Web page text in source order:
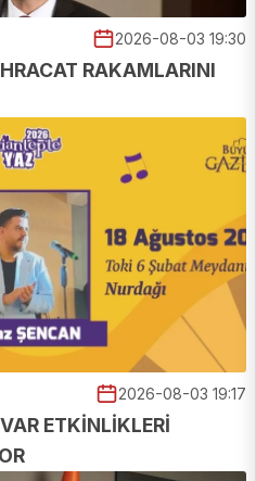
2026-08-03 19:30
RAKAMLARINI
2026-08-03 19:17
ETKİNLİKLERİ